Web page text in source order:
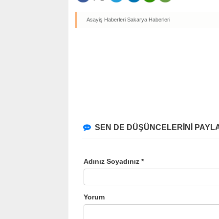
Asayiş Haberleri Sakarya Haberleri
SEN DE DÜŞÜNCELERİNİ
Adınız Soyadınız *
Yorum